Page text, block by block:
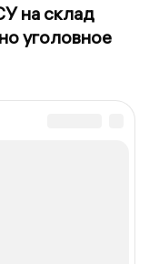
на склад
уголовное